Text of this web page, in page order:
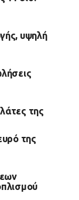
υψηλή
της
της